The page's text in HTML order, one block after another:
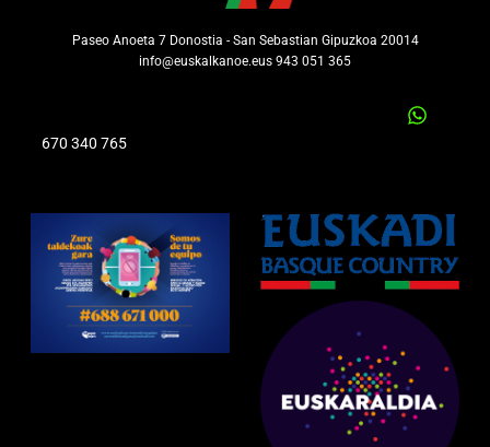
Paseo Anoeta 7 Donostia - San Sebastian Gipuzkoa 20014
info@euskalkanoe.eus 943 051 365
670 340 765